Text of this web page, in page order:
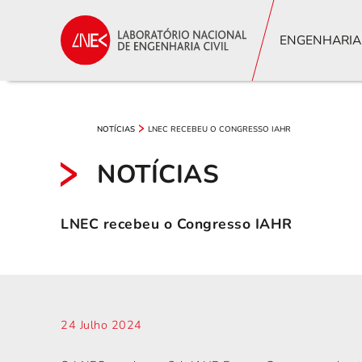
NOTÍCIAS LNEC RECEBEU O CONGRESSO IAHR
NOTÍCIAS
LNEC recebeu o Congresso IAHR
24 Julho 2024